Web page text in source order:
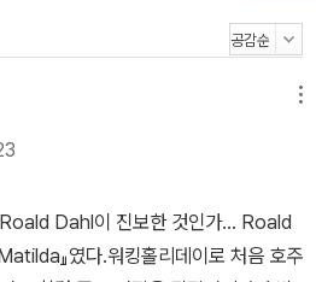
Dahl이 진보한 것인가... Roald
』였다.워킹홀리데이로 처음 호주